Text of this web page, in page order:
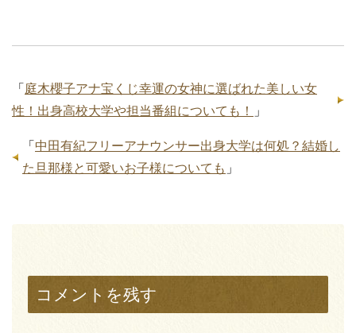
「 庭木櫻子アナ宝くじ幸運の女神に選ばれた美しい女
性！出身高校大学や担当番組についても！
」
「 中田有紀フリーアナウンサー出身大学は何処？結婚し
た旦那様と可愛いお子様についても 」
コメントを残す